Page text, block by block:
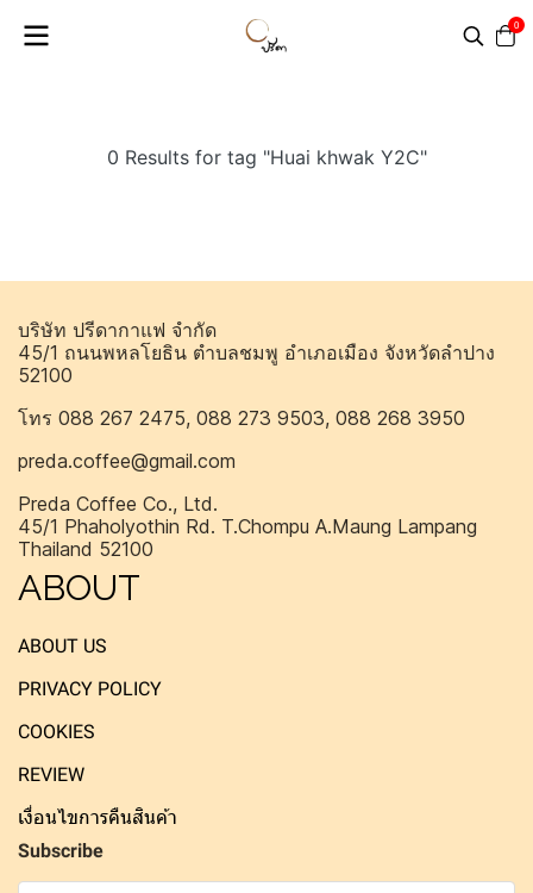
0
0 Results for tag "Huai khwak Y2C"
บริษัท ปรีดากาแฟ จำกัด
45/1 ถนนพหลโยธิน ตำบลชมพู อำเภอเมือง จังหวัดลำปาง
52100
โทร 088 267 2475, 088 273 9503, 088 268 3950
preda.coffee@gmail.com
Preda Coffee Co., Ltd.
45/1 Phaholyothin Rd. T.Chompu A.Maung Lampang
Thailand 52100
ABOUT
ABOUT US
PRIVACY POLICY
COOKIES
REVIEW
เงื่อนไขการคืนสินค้า
Subscribe